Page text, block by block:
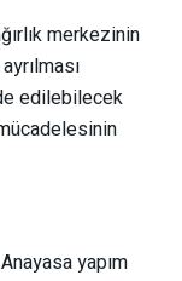
merkezinin
edilebilecek
yapım